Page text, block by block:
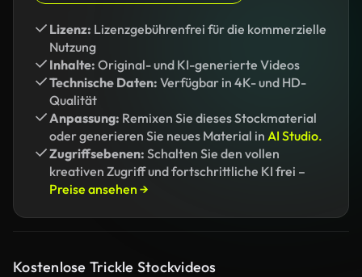
Lizenz: Lizenzgebührenfrei für die kommerzielle
Nutzung
Inhalte: Original- und KI-generierte Videos
Technische Daten: Verfügbar in 4K- und HD-
Qualität
Anpassung: Remixen Sie dieses Stockmaterial
oder generieren Sie neues Material in AI Studio.
Zugriffsebenen: Schalten Sie den vollen
kreativen Zugriff und fortschrittliche KI frei –
Preise ansehen →
Kostenlose Trickle Stockvideos